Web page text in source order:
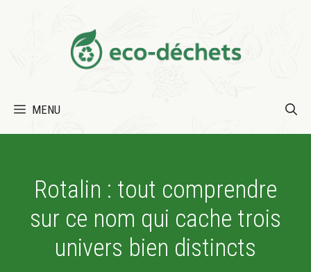
MENU
Rotalin : tout comprendre
sur ce nom qui cache trois
univers bien distincts